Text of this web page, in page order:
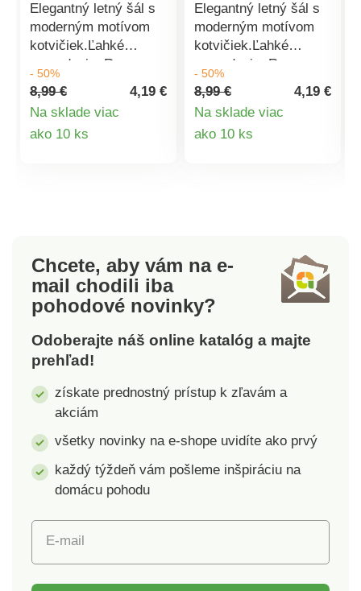
Elegantný letný šál s
moderným motívom
kotvičiek.Ľahké
prevedenie. Rozmer:
70x180cm Materiál:
35% viskóza, 65%
polyester
- 50%
8,99 €
4,19 €
Na sklade viac
ako 10 ks
Elegantný letný šál s
moderným motívom
kotvičiek.Ľahké
prevedenie. Rozmer:
70x180cm Materiál:
35% viskóza, 65%
polyester
- 50%
8,99 €
4,19 €
Na sklade viac
ako 10 ks
Chcete, aby vám na e-
mail chodili iba
pohodové novinky?
Odoberajte náš online katalóg a majte
prehľad!
získate prednostný prístup k zľavám a
akciám
všetky novinky na e-shope uvidíte ako prvý
každý týždeň vám pošleme inšpiráciu na
domácu pohodu
E-mail